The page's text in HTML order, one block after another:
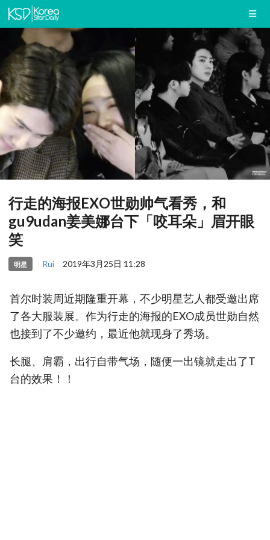
行走的海报EXO世勋帅气看秀，和
gu9udan姜美娜台下「咬耳朵」眉开眼
笑
明星 Rui 2019年3月25日 11:28
首尔时装周近期隆重开幕，不少明星艺人都受邀出席
了各大服装展。作为行走的海报的EXO成员世勋自然
也接到了不少邀约，最近他就现身了秀场。
长腿、肩霸，出行自带气场，随便一出镜就走出了T
台的效果！！